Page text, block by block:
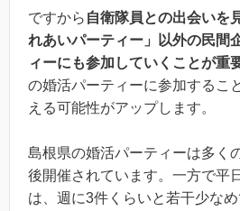
ですから 自衛隊員との出会いを
れあいパーティー」以外の民間
ィーにも参加していくことが重
の婚活パーティーに参加するこ
える可能性がアップします。
島根県の婚活パーティーは多く
後開催されています。一方で平
は、週に3件くらいと若干少なめ